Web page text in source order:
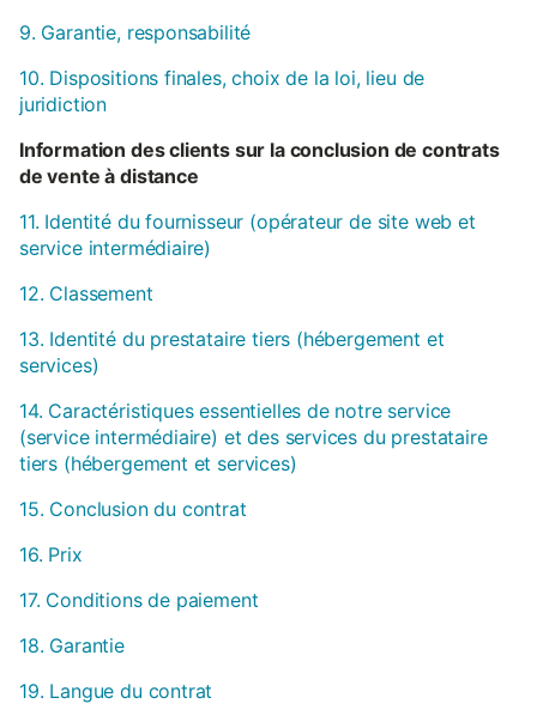
9. Garantie, responsabilité
10. Dispositions finales, choix de la loi, lieu de
juridiction
Information des clients sur la conclusion de contrats
de vente à distance
11. Identité du fournisseur (opérateur de site web et
service intermédiaire)
12. Classement
13. Identité du prestataire tiers (hébergement et
services)
14. Caractéristiques essentielles de notre service
(service intermédiaire) et des services du prestataire
tiers (hébergement et services)
15. Conclusion du contrat
16. Prix
17. Conditions de paiement
18. Garantie
19. Langue du contrat